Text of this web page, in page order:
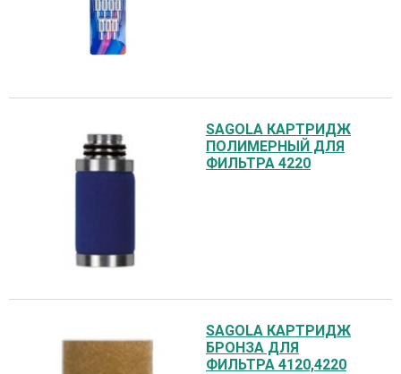
SAGOLA КАРТРИДЖ
ПОЛИМЕРНЫЙ ДЛЯ
ФИЛЬТРА 4220
SAGOLA КАРТРИДЖ
БРОНЗА ДЛЯ
ФИЛЬТРА 4120,4220